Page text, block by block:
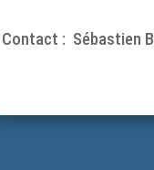
Contact : Sébastien